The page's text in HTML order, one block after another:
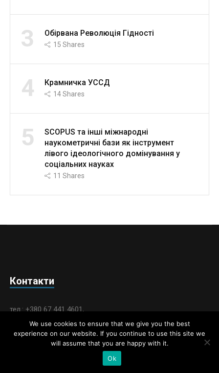
3 Обірвана Революція Гідності
15 Shares
4 Крамничка УССД
14Shares
5
SCOPUS та інші міжнародні
наукометричні бази як інструмент
лівого ідеологічного домінування у
соціальних науках
11 Shares
Контакти
тел.: +380 67 441 4601,
+380 67 961 1662,
+380 67 605 3505
We use cookies to ensure that we give you the best
experience on our website. If you continue to use this site we
will assume that you are happy with it.
Ok